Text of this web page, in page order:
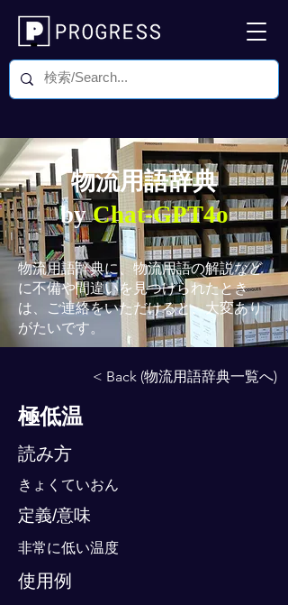
物流用語辞典
byChat-GPT4o
物流用語辞典に、物流用語の解説など
に不備や間違いを見つけられたとき
は、ご連絡をいただけると、大変あり
がたいです。
< Back (物流用語辞典一覧へ)
極低温
読み方
きょくていおん
定義/意味
非常に低い温度
使用例